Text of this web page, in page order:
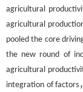
agricultural
agricultural
pooled the core
the new round of
agricultural
integration of factors